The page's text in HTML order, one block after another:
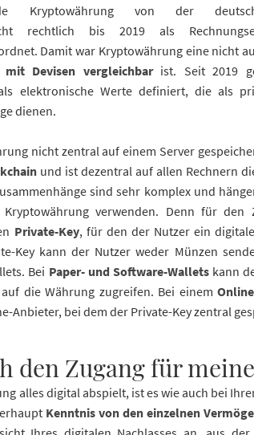
Kryptowährung von der
rechtlich bis 2019 als
Damit war Kryptowährung eine nicht
mit Devisen vergleichbarist. Seit 2019
elektronische Werte definiert, die als
dienen.
nicht zentral auf einem Server
und ist dezentral auf allen Rechnern
sind sehr komplex und
verwenden. Denn für den
Private-Key, für den der Nutzer ein
Key kann der Nutzer weder Münzen
Bei Paper- und Software-Walletskann
die Währung zugreifen. Bei einem
Anbieter, bei dem der Private-Key zentral
den Zugang für
alles digital abspielt, ist es wie auch bei
Kenntnis von den einzelnen